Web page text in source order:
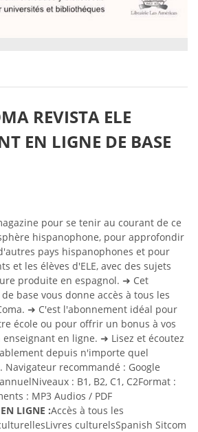
REVISTA ELE
EN LIGNE DE BASE
pour se tenir au courant de ce
hispanophone, pour approfondir
pays hispanophones et pour
et les élèves d'ELE, avec des sujets
produite en espagnol. ➜ Cet
base vous donne accès à tous les
➜ C'est l'abonnement idéal pour
école ou pour offrir un bonus à vos
enseignant en ligne. ➜ Lisez et écoutez
depuis n'importe quel
recommandé : Google
Niveaux : B1, B2, C1, C2Format :
: MP3 Audios / PDF
LIGNE :Accès à tous les
Livres culturelsSpanish Sitcom